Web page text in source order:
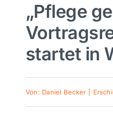
„Pflege
startet in
Von: Daniel Becker